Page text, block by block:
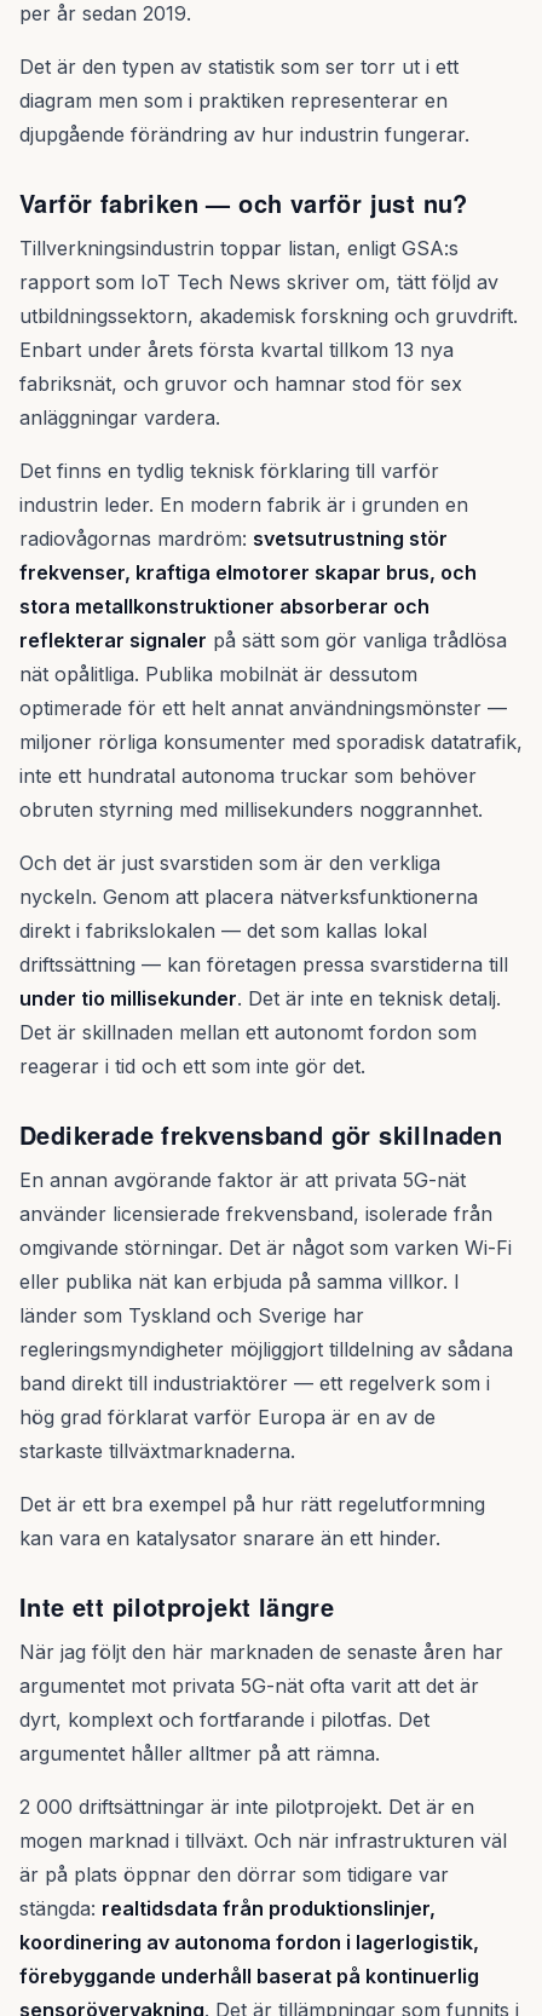
per år sedan 2019.
Det är den typen av statistik som ser torr ut i ett
diagram men som i praktiken representerar en
djupgående förändring av hur industrin fungerar.
Varför fabriken — och varför just nu?
Tillverkningsindustrin toppar listan, enligt GSA:s
rapport som IoT Tech News skriver om, tätt följd av
utbildningssektorn, akademisk forskning och gruvdrift.
Enbart under årets första kvartal tillkom 13 nya
fabriksnät, och gruvor och hamnar stod för sex
anläggningar vardera.
Det finns en tydlig teknisk förklaring till varför
industrin leder. En modern fabrik är i grunden en
radiovågornas mardröm: svetsutrustning stör
frekvenser, kraftiga elmotorer skapar brus, och
stora metallkonstruktioner absorberar och
reflekterar signaler på sätt som gör vanliga trådlösa
nät opålitliga. Publika mobilnät är dessutom
optimerade för ett helt annat användningsmönster —
miljoner rörliga konsumenter med sporadisk datatrafik,
inte ett hundratal autonoma truckar som behöver
obruten styrning med millisekunders noggrannhet.
Och det är just svarstiden som är den verkliga
nyckeln. Genom att placera nätverksfunktionerna
direkt i fabrikslokalen — det som kallas lokal
driftssättning — kan företagen pressa svarstiderna till
under tio millisekunder. Det är inte en teknisk detalj.
Det är skillnaden mellan ett autonomt fordon som
reagerar i tid och ett som inte gör det.
Dedikerade frekvensband gör skillnaden
En annan avgörande faktor är att privata 5G-nät
använder licensierade frekvensband, isolerade från
omgivande störningar. Det är något som varken Wi-Fi
eller publika nät kan erbjuda på samma villkor. I
länder som Tyskland och Sverige har
regleringsmyndigheter möjliggjort tilldelning av sådana
band direkt till industriaktörer — ett regelverk som i
hög grad förklarat varför Europa är en av de
starkaste tillväxtmarknaderna.
Det är ett bra exempel på hur rätt regelutformning
kan vara en katalysator snarare än ett hinder.
Inte ett pilotprojekt längre
När jag följt den här marknaden de senaste åren har
argumentet mot privata 5G-nät ofta varit att det är
dyrt, komplext och fortfarande i pilotfas. Det
argumentet håller alltmer på att rämna.
2 000 driftsättningar är inte pilotprojekt. Det är en
mogen marknad i tillväxt. Och när infrastrukturen väl
är på plats öppnar den dörrar som tidigare var
stängda: realtidsdata från produktionslinjer,
koordinering av autonoma fordon i lagerlogistik,
förebyggande underhåll baserat på kontinuerlig
sensorövervakning. Det är tillämpningar som funnits i